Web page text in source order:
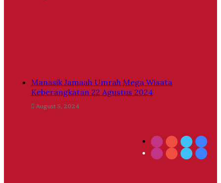
Manasik Jamaah Umrah Mega Wisata
Keberangkatan 22 Agustus 2024
August 5, 2024
Twitter
YouTube
Instagram
Twitter
YouTube
Instagram